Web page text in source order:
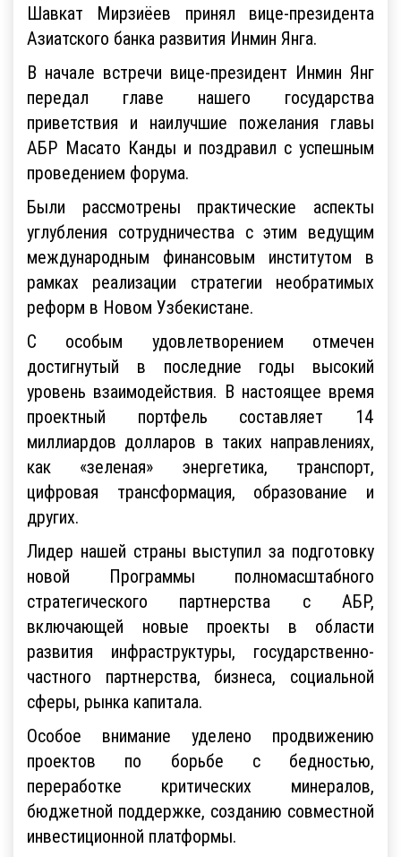
Шавкат Мирзиёев принял вице-президента
Азиатского банка развития Инмин Янга.
В начале встречи вице-президент Инмин Янг
передал главе нашего государства
приветствия и наилучшие пожелания главы
АБР Масато Канды и поздравил с успешным
проведением форума.
Были рассмотрены практические аспекты
углубления сотрудничества с этим ведущим
международным финансовым институтом в
рамках реализации стратегии необратимых
реформ в Новом Узбекистане.
С особым удовлетворением отмечен
достигнутый в последние годы высокий
уровень взаимодействия. В настоящее время
проектный портфель составляет 14
миллиардов долларов в таких направлениях,
как «зеленая» энергетика, транспорт,
цифровая трансформация, образование и
других.
Лидер нашей страны выступил за подготовку
новой Программы полномасштабного
стратегического партнерства с АБР,
включающей новые проекты в области
развития инфраструктуры, государственно-
частного партнерства, бизнеса, социальной
сферы, рынка капитала.
Особое внимание уделено продвижению
проектов по борьбе с бедностью,
переработке критических минералов,
бюджетной поддержке, созданию совместной
инвестиционной платформы.